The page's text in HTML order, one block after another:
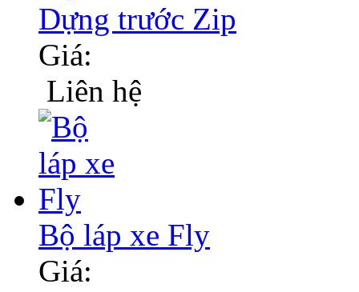
Dựng trước Zip
Giá:
Liên hệ
Bộ láp xe Fly
Giá: